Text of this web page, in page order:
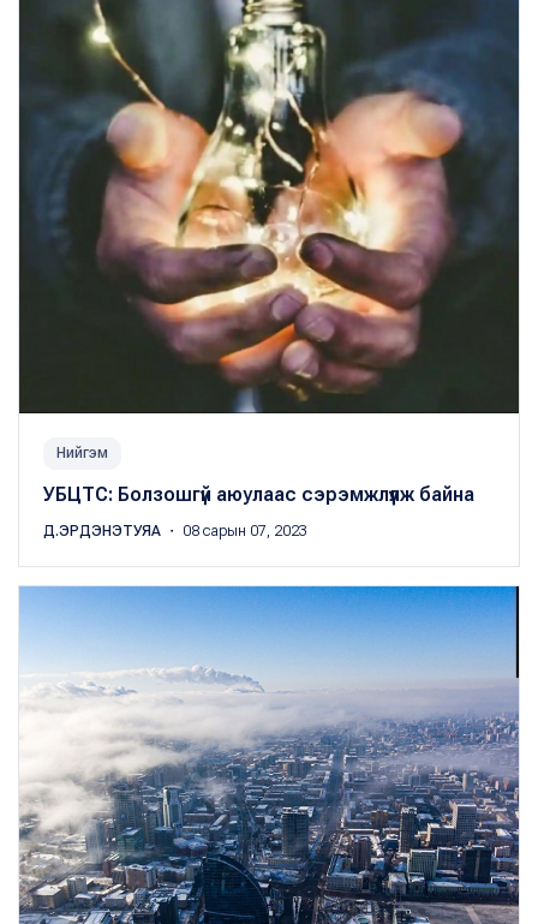
Нийгэм
УБЦТС: Болзошгүй аюулаас сэрэмжлүүлж байна
Д.ЭРДЭНЭТУЯА ・ 08 сарын 07, 2023